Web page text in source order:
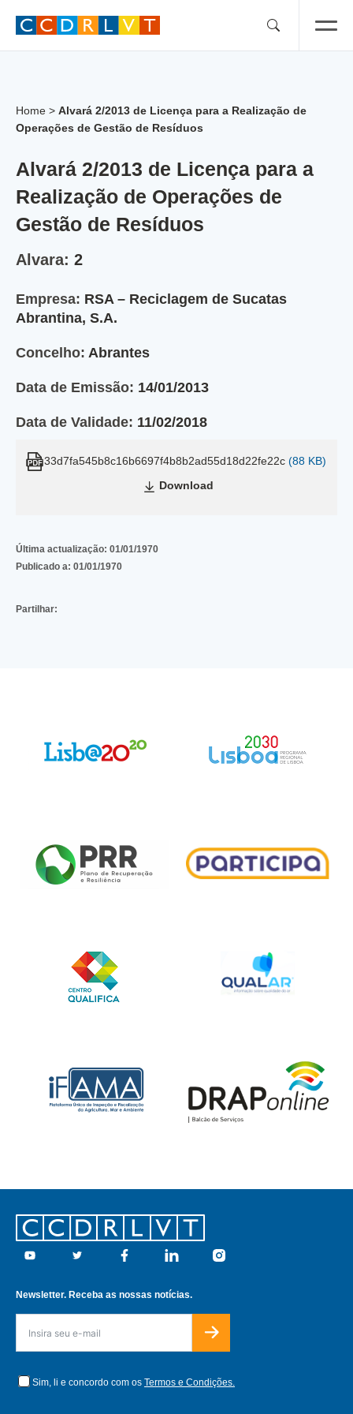
Home > Alvará 2/2013 de Licença para a Realização de
Operações de Gestão de Resíduos
Alvará 2/2013 de Licença para a
Realização de Operações de
Gestão de Resíduos
Alvara: 2
Empresa: RSA – Reciclagem de Sucatas
Abrantina, S.A.
Concelho: Abrantes
Data de Emissão: 14/01/2013
Data de Validade: 11/02/2018
33d7fa545b8c16b6697f4b8b2ad55d18d22fe22c (88 KB)
Download
Última actualização: 01/01/1970
Publicado a: 01/01/1970
Partilhar:
Footer
Youtube Twitter Facebook Linkedin Instagram
Newsletter. Receba as nossas notícias.
Sim, li e concordo com os Termos e Condições.